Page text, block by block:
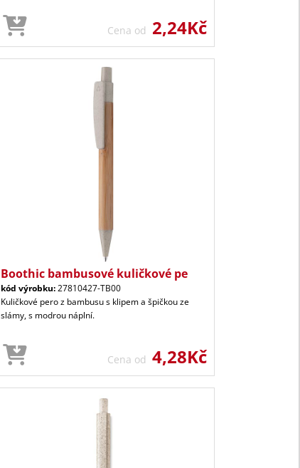
Cena od 2,24Kč
Boothic bambusové kuličkové pe
kód výrobku:27810427-TB00
Kuličkové pero z bambusu s klipem a špičkou ze
slámy, s modrou náplní.
Cena od 4,28Kč